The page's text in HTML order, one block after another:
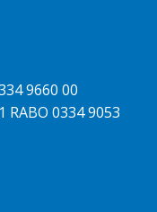
9660 00
0334 9053